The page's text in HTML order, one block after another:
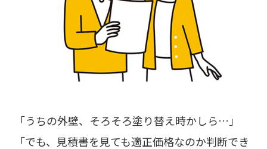
「うちの外壁、そろそろ塗り替え時かしら…」
「でも、見積書を見ても適正価格なのか判断でき